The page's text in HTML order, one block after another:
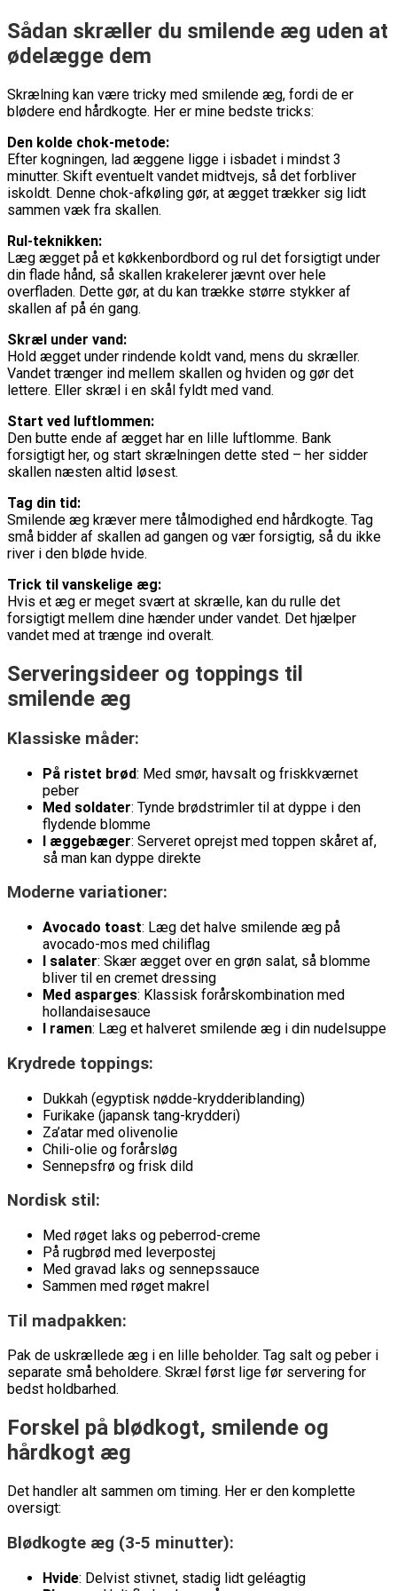
Sådan skræller du smilende æg uden at
ødelægge dem
Skrælning kan være tricky med smilende æg, fordi de er
blødere end hårdkogte. Her er mine bedste tricks:
Den kolde chok-metode:
Efter kogningen, lad æggene ligge i isbadet i mindst 3
minutter. Skift eventuelt vandet midtvejs, så det forbliver
iskoldt. Denne chok-afkøling gør, at ægget trækker sig lidt
sammen væk fra skallen.
Rul-teknikken:
Læg ægget på et køkkenbordbord og rul det forsigtigt under
din flade hånd, så skallen krakelerer jævnt over hele
overfladen. Dette gør, at du kan trække større stykker af
skallen af på én gang.
Skræl under vand:
Hold ægget under rindende koldt vand, mens du skræller.
Vandet trænger ind mellem skallen og hviden og gør det
lettere. Eller skræl i en skål fyldt med vand.
Start ved luftlommen:
Den butte ende af ægget har en lille luftlomme. Bank
forsigtigt her, og start skrælningen dette sted – her sidder
skallen næsten altid løsest.
Tag din tid:
Smilende æg kræver mere tålmodighed end hårdkogte. Tag
små bidder af skallen ad gangen og vær forsigtig, så du ikke
river i den bløde hvide.
Trick til vanskelige æg:
Hvis et æg er meget svært at skrælle, kan du rulle det
forsigtigt mellem dine hænder under vandet. Det hjælper
vandet med at trænge ind overalt.
Serveringsideer og toppings til
smilende æg
Klassiske måder:
På ristet brød: Med smør, havsalt og friskkværnet
peber
Med soldater: Tynde brødstrimler til at dyppe i den
flydende blomme
I æggebæger: Serveret oprejst med toppen skåret af,
så man kan dyppe direkte
Moderne variationer:
Avocado toast: Læg det halve smilende æg på
avocado-mos med chiliflag
I salater: Skær ægget over en grøn salat, så blomme
bliver til en cremet dressing
Med asparges: Klassisk forårskombination med
hollandaisesauce
I ramen: Læg et halveret smilende æg i din nudelsuppe
Krydrede toppings:
Dukkah (egyptisk nødde-krydderiblanding)
Furikake (japansk tang-krydderi)
Za’atar med olivenolie
Chili-olie og forårsløg
Sennepsfrø og frisk dild
Nordisk stil:
Med røget laks og peberrod-creme
På rugbrød med leverpostej
Med gravad laks og sennepssauce
Sammen med røget makrel
Til madpakken:
Pak de uskrællede æg i en lille beholder. Tag salt og peber i
separate små beholdere. Skræl først lige før servering for
bedst holdbarhed.
Forskel på blødkogt, smilende og
hårdkogt æg
Det handler alt sammen om timing. Her er den komplette
oversigt:
Blødkogte æg (3-5 minutter):
Hvide: Delvist stivnet, stadig lidt geléagtig